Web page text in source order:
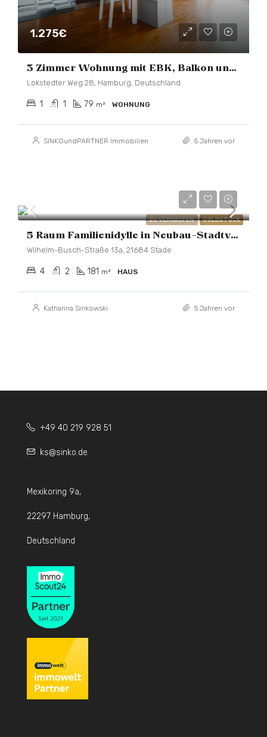
1.275€
3 Zimmer Wohnung mit EBK, Balkon und Wintergarten
Lokstedter Weg 28, Hamburg, Deutschland
1 1 79 m² WOHNUNG
SINKOundPARTNER Immobilien 5 Jahren vor
ZU VERKAUFEN GOLDSTÜCK
5 Raum Familienidylle in Neubau-Stadtvilla mit Dachterrasse
Wilhelm-Busch-Straße 13a, 21684 Stade
4 2 181 m² HAUS
Katharina Sinkowski 5 Jahren vor
+49 40 219 928 51
ks@sinko.de
Mexikoring 9a,
22297 Hamburg,
Deutschland